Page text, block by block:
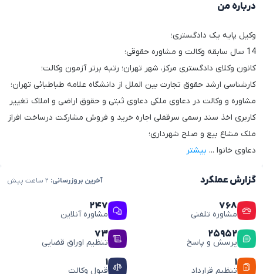
درباره من
وکیل پایه یک دادگستری؛
14 سال سابقه وکالت و مشاوره حقوقی؛
کانون وکلای دادگستری مرکز، شهر تهران؛ رتبه برتر آزمون وکالت؛
کارشناسی ارشد حقوق تجارت بین الملل از دانشگاه علامه طباطبائی تهران؛
مشاوره و وکالت در دعاوی ملکی دعاوی ثبتی و حقوق اراضی و املاک تغییر
کاربری اخذ سند رسمی سرقفلی اجاره خرید و فروش مشارکت درساخت افراز
ملک مشاع بیع و صلح شهرداری؛
دعاوی خانوا ... بیشتر
گزارش عملکرد آخرین بروزرسانی:
۷۶۸
مشاوره تلفنی
۲۴۷
مشاوره آنلاین
۲۵۹۵۲
پرسش و پاسخ
۷۳
تنظیم اوراق قضایی
۱
تنظیم قرارداد
۱
قبول وکالت